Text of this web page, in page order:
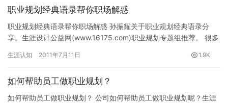
职业规划经典语录帮你职场解惑
职业规划经典语录帮你职场解惑 孙振耀关于职业规划经典语录分
享。生涯设计公益网(www.16175.com)职业规划专题组推荐。 很多
生涯认知 2011年7月11日 1.9K
如何帮助员工做职业规划？
如何帮助员工做职业规划？ 公司如何帮助员工做职业规划呢？生涯